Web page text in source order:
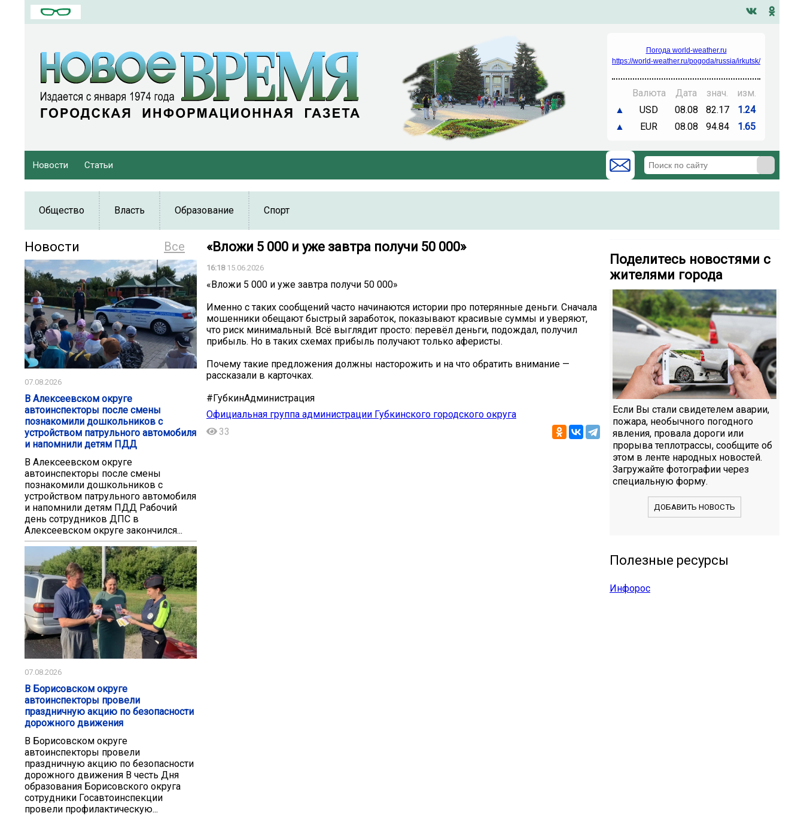
Погода world-weather.ru
https://world-weather.ru/pogoda/russia/irkutsk/
Валюта Дата знач.
изм.
▲
USD 08.08 82.17
1.24
▲
EUR 08.08 94.84 1.65
Новости Статьи
Общество Власть Образование Спорт
Все
Новости
07.08.2026
В Алексеевском округе
автоинспекторы после смены
познакомили дошкольников с
устройством патрульного автомобиля
и напомнили детям ПДД
В Алексеевском округе
автоинспекторы после смены
познакомили дошкольников с
устройством патрульного автомобиля
и напомнили детям ПДД Рабочий
день сотрудников ДПС в
Алексеевском округе закончился...
07.08.2026
В Борисовском округе
автоинспекторы провели
праздничную акцию по безопасности
дорожного движения
В Борисовском округе
автоинспекторы провели
праздничную акцию по безопасности
дорожного движения В честь Дня
образования Борисовского округа
сотрудники Госавтоинспекции
провели профилактическую...
«Вложи 5 000 и уже завтра получи 50 000»
16:1815.06.2026
«Вложи 5 000 и уже завтра получи 50 000»
Именно с таких сообщений часто начинаются истории про потерянные деньги. Сначала
мошенники обещают быстрый заработок, показывают красивые суммы и уверяют,
что риск минимальный. Всё выглядит просто: перевёл деньги, подождал, получил
прибыль. Но в таких схемах прибыль получают только аферисты.
Почему такие предложения должны насторожить и на что обратить внимание —
рассказали в карточках.
#ГубкинАдминистрация
Официальная группа администрации Губкинского городского округа
33
Поделитесь новостями с
жителями города
Если Вы стали свидетелем аварии,
пожара, необычного погодного
явления, провала дороги или
прорыва теплотрассы, сообщите об
этом в ленте народных новостей.
Загружайте фотографии через
специальную форму.
ДОБАВИТЬ НОВОСТЬ
Полезные ресурсы
Инфорос